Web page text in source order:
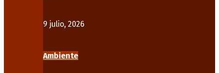
9 julio, 2026
Ambiente